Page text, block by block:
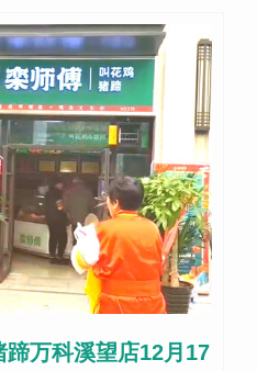
万科溪望店12月17